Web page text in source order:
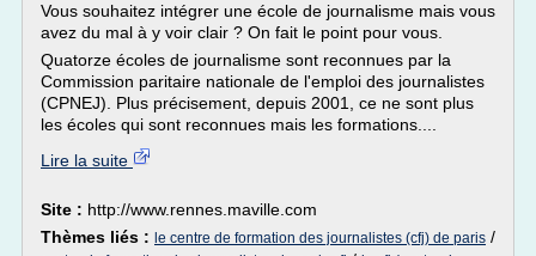
Vous souhaitez intégrer une école de journalisme mais vous
avez du mal à y voir clair ? On fait le point pour vous.
Quatorze écoles de journalisme sont reconnues par la
Commission paritaire nationale de l'emploi des journalistes
(CPNEJ). Plus précisement, depuis 2001, ce ne sont plus
les écoles qui sont reconnues mais les formations....
Lire la suite
Site : http://www.rennes.maville.com
Thèmes liés : le centre de formation des journalistes (cfj) de paris /